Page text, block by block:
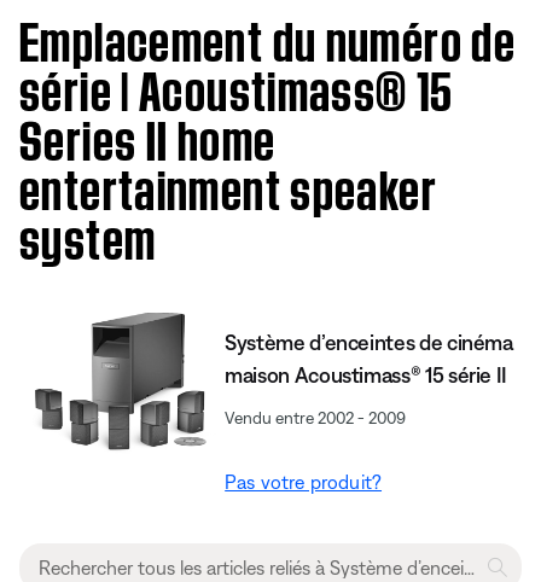
Emplacement du numéro de
série | Acoustimass® 15
Series II home
entertainment speaker
system
Système d’enceintes de cinéma
maison Acoustimass® 15 série II
Vendu entre 2002 - 2009
Pas votre produit?